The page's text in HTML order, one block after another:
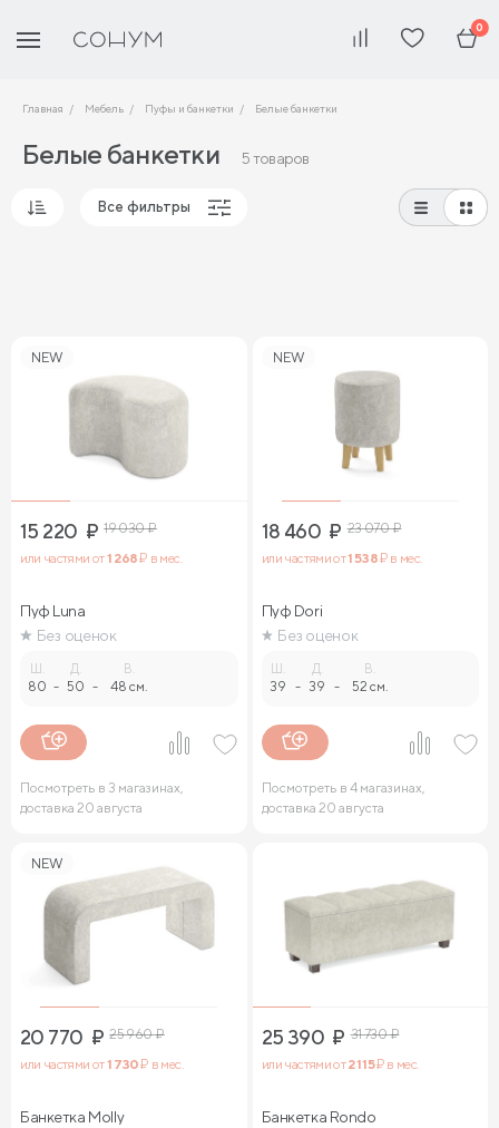
0
Главная Мебель Пуфы и банкетки Белые банкетки
Белые банкетки 5 товаров
Все фильтры
NEW
15 220 ₽ 19 030₽
или частями от1 268₽ в мес.
Пуф Luna
Без оценок
Ш.
80 -
Д.
50 -
В.
48 см.
Посмотреть в 3 магазинах,
доставка 20 августа
NEW
18 460 ₽ 23 070₽
или частями от1 538₽ в мес.
Пуф Dori
Без оценок
Ш.
39 -
Д.
39 -
В.
52 см.
Посмотреть в 4 магазинах,
доставка 20 августа
NEW
20 770 ₽ 25 960₽
или частями от1 730₽ в мес.
Банкетка Molly
25 390 ₽ 31 730₽
или частями от2 115₽ в мес.
Банкетка Rondo